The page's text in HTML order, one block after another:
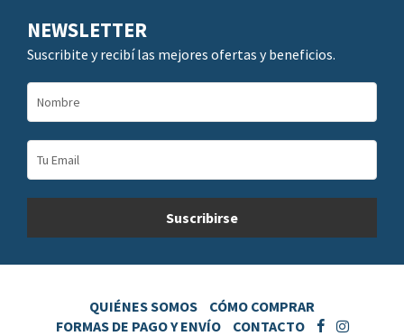
NEWSLETTER
Suscribite y recibí las mejores ofertas y beneficios.
QUIÉNES SOMOS
CÓMO COMPRAR
FORMAS DE PAGO Y ENVÍO
CONTACTO